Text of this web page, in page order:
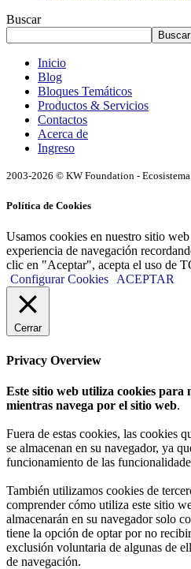
Buscar
Buscar
Inicio
Blog
Bloques Temáticos
Productos & Servicios
Contactos
Acerca de
Ingreso
2003-2026 © KW Foundation -
Política de Cookies
Usamos cookies en nuestro sitio
experiencia de navegación
clic en "Aceptar", acepta el uso de
Configurar Cookies
ACEPTAR
Cerrar
Privacy Overview
Este sitio web utiliza cookies para
mientras navega por el sitio web.
Fuera de estas cookies, las cookies
se almacenan en su navegador, ya
funcionamiento de las
También utilizamos cookies de
comprender cómo utiliza este sitio
almacenarán en su navegador solo
tiene la opción de optar por no
exclusión voluntaria de algunas de
de navegación.